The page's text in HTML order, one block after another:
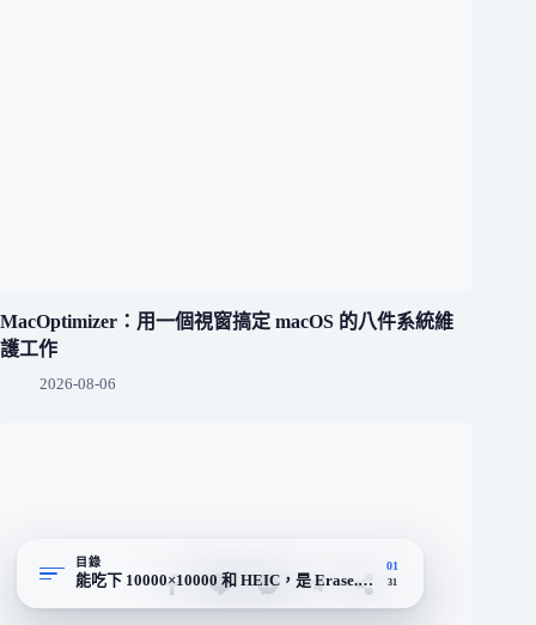
MacOptimizer：用一個視窗搞定 macOS 的八件系統維
護工作
2026-08-06
目錄
能吃下 10000×10000 和 HEIC，是 Erase.bg 最實際的護城河
01
31